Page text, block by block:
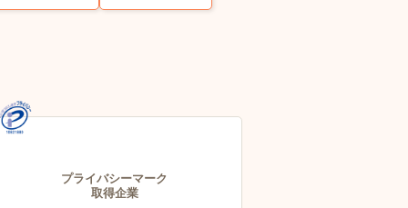
プライバシーマーク
取得企業